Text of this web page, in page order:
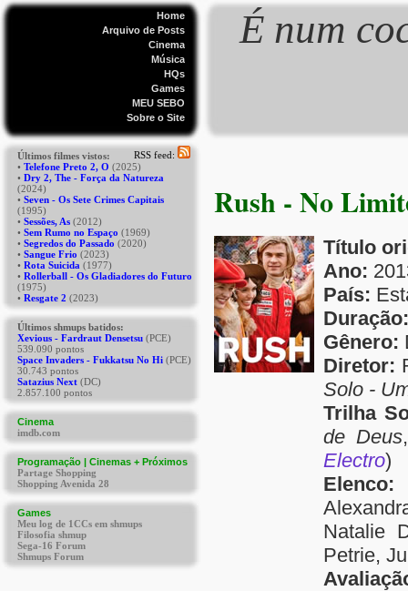
Rush - No
Título
Ano:
País:
Duração:
Gênero:
Diretor:
Solo -
Trilha
de Deus
Electro)
Elenco:
Natalie
Petrie,
É num
Home
Arquivo de Posts
Cinema
Música
HQs
Games
MEU SEBO
Sobre o Site